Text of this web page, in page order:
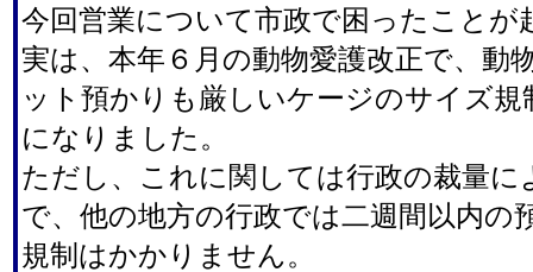
今回営業について市政で困ったことが
実は、本年６月の動物愛護改正で、動
ット預かりも厳しいケージのサイズ
になりました。
ただし、これに関しては行政の裁量に
で、他の地方の行政では二週間以内の
規制はかかりません。